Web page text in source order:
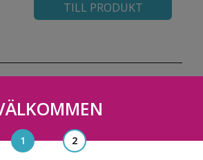
TILL PRODUKT